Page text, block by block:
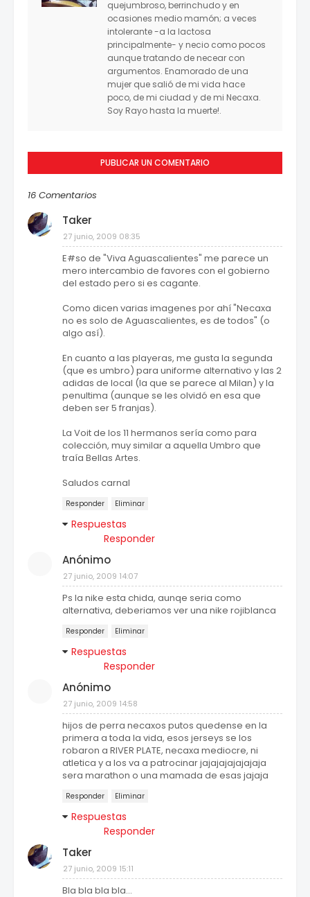
quejumbroso, berrinchudo y en
ocasiones medio mamón; a veces
intolerante -a la lactosa
principalmente- y necio como pocos
aunque tratando de necear con
argumentos. Enamorado de una
mujer que salió de mi vida hace
poco, de mi ciudad y de mi Necaxa.
Soy Rayo hasta la muerte!.
PUBLICAR UN COMENTARIO
16 Comentarios
Taker
27 junio, 2009 08:35
E#so de "Viva Aguascalientes" me parece un
mero intercambio de favores con el gobierno
del estado pero si es cagante.
Como dicen varias imagenes por ahí "Necaxa
no es solo de Aguascalientes, es de todos" (o
algo así).
En cuanto a las playeras, me gusta la segunda
(que es umbro) para uniforme alternativo y las 2
adidas de local (la que se parece al Milan) y la
penultima (aunque se les olvidó en esa que
deben ser 5 franjas).
La Voit de los 11 hermanos sería como para
colección, muy similar a aquella Umbro que
traía Bellas Artes.
Saludos carnal
Responder Eliminar
Respuestas
Responder
Anónimo
27 junio, 2009 14:07
Ps la nike esta chida, aunqe seria como
alternativa, deberiamos ver una nike rojiblanca
Responder Eliminar
Respuestas
Responder
Anónimo
27 junio, 2009 14:58
hijos de perra necaxos putos quedense en la
primera a toda la vida, esos jerseys se los
robaron a RIVER PLATE, necaxa mediocre, ni
atletica y a los va a patrocinar jajajajajajajaja
sera marathon o una mamada de esas jajaja
Responder Eliminar
Respuestas
Responder
Taker
27 junio, 2009 15:11
Bla bla bla bla...